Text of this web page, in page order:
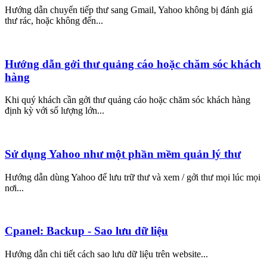
Hướng dẫn chuyển tiếp thư sang Gmail, Yahoo không bị đánh giá
thư rác, hoặc không đến...
Hướng dẫn gởi thư quảng cáo hoặc chăm sóc khách
hàng
Khi quý khách cần gởi thư quảng cáo hoặc chăm sóc khách hàng
định kỳ với số lượng lớn...
Sử dụng Yahoo như một phần mềm quản lý thư
Hướng dẫn dùng Yahoo để lưu trữ thư và xem / gởi thư mọi lúc mọi
nơi...
Cpanel: Backup - Sao lưu dữ liệu
Hướng dẫn chi tiết cách sao lưu dữ liệu trên website...